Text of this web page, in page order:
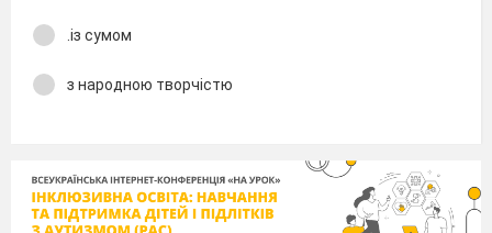
.із сумом
з народною творчістю